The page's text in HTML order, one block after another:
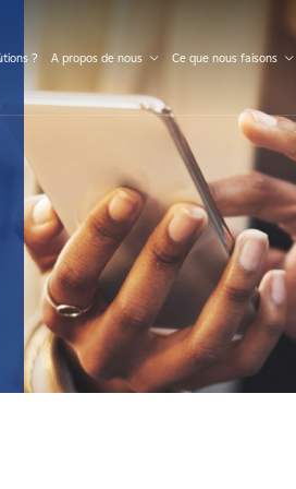
? A propos de nous Ce que nous faisons